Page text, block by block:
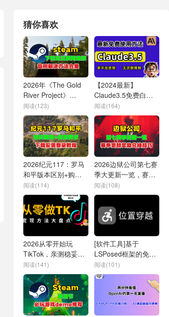
猜你喜欢
2026年《The Gold
River Project》
Steam免费开玩！
Steam下载无网连接
怎么办？
阅读(123)
【2024最新】
Claude3.5免费白嫖
的5种方法！亲测有
效 | Claude免费使用
教程（超全）
阅读(164)
2026纪元117：罗马
和平版本区别+购买
指南+配置要求+下载
安装登录攻略
阅读(114)
2026边狱公司第七赛
季大更新一览，赛季
更替奖励兑换等须知
技巧！含更新问题解
决办法
阅读(108)
2026从零开始玩
TikTok，亲测稳妥玩
法汇总
阅读(141)
[软件工具]基于
LSPosed框架的免费
位置穿越软件，2026
支持安卓16最新版
阅读(101)